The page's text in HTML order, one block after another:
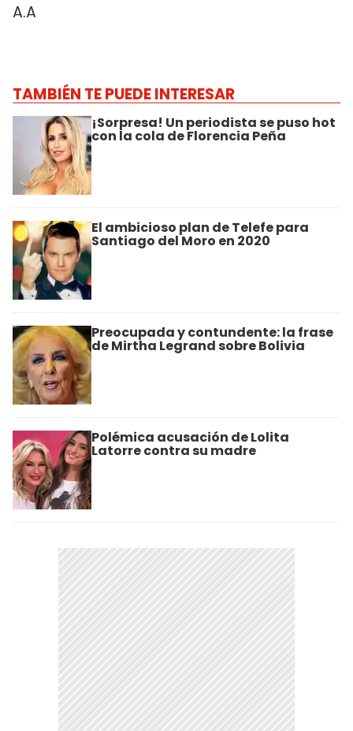
A.A
TAMBIÉN TE PUEDE INTERESAR
¡Sorpresa! Un periodista se puso hot
con la cola de Florencia Peña
El ambicioso plan de Telefe para
Santiago del Moro en 2020
Preocupada y contundente: la frase
de Mirtha Legrand sobre Bolivia
Polémica acusación de Lolita
Latorre contra su madre